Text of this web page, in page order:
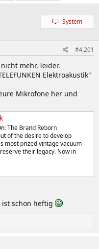
System
#4.201
mehr, leider.
Elektroakustik"
Mikrofone her und
The Brand Reborn
of the desire to develop
most prized vintage vacuum
their legacy. Now in
schon heftig